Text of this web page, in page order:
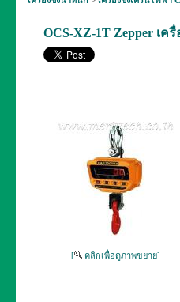
OCS-XZ-1T Zepper เค
[ คลิกเพื่อดูภาพขยาย]